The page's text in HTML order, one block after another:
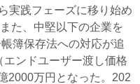
実践フェーズに移り始め
た、中堅以下の企業を
簿保存法への対応が追
ンドユーザー渡し価格
2000万円となった。202